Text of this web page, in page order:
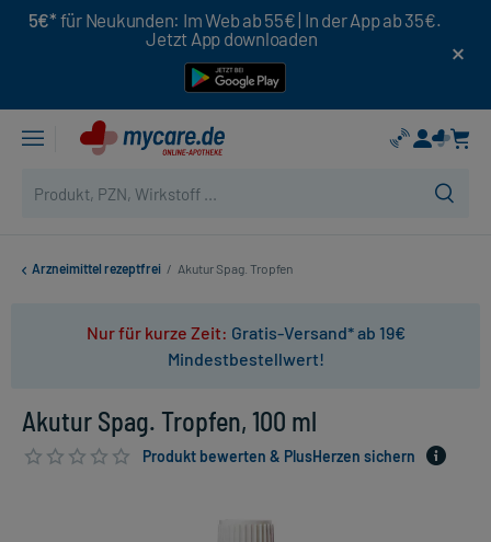
5€* für Neukunden: Im Web ab 55€ | In der App ab 35€.
Jetzt App downloaden
Arzneimittel rezeptfrei / Akutur Spag. Tropfen
Nur für kurze Zeit: Gratis-Versand* ab 19€
Mindestbestellwert!
Akutur Spag. Tropfen, 100 ml
Produkt bewerten & PlusHerzen sichern